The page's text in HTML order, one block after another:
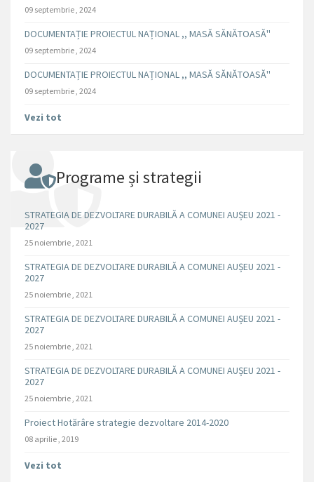
09 septembrie , 2024
DOCUMENTAȚIE PROIECTUL NAȚIONAL ,, MASĂ SĂNĂTOASĂ''
09 septembrie , 2024
DOCUMENTAȚIE PROIECTUL NAȚIONAL ,, MASĂ SĂNĂTOASĂ''
09 septembrie , 2024
Vezi tot
Programe și strategii
STRATEGIA DE DEZVOLTARE DURABILĂ A COMUNEI AUȘEU 2021 -
2027
25 noiembrie , 2021
STRATEGIA DE DEZVOLTARE DURABILĂ A COMUNEI AUȘEU 2021 -
2027
25 noiembrie , 2021
STRATEGIA DE DEZVOLTARE DURABILĂ A COMUNEI AUȘEU 2021 -
2027
25 noiembrie , 2021
STRATEGIA DE DEZVOLTARE DURABILĂ A COMUNEI AUȘEU 2021 -
2027
25 noiembrie , 2021
Proiect Hotărâre strategie dezvoltare 2014-2020
08 aprilie , 2019
Vezi tot